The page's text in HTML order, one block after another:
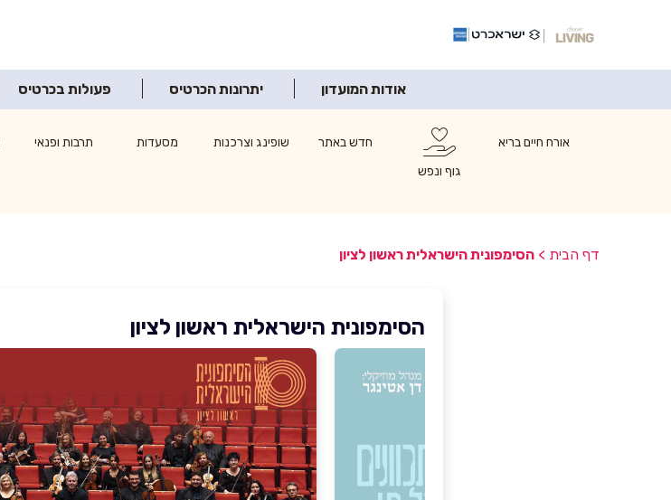
אודות המועדון יתרונות הכרטיס פעולות בכרטיס
אורח חיים בריא
גוף ונפש
חדש באתר שופינג וצרכנות מסעדות תרבות ופנאי
דף הבית > הסימפונית הישראלית ראשון לציון
הסימפונית הישראלית ראשון לציון